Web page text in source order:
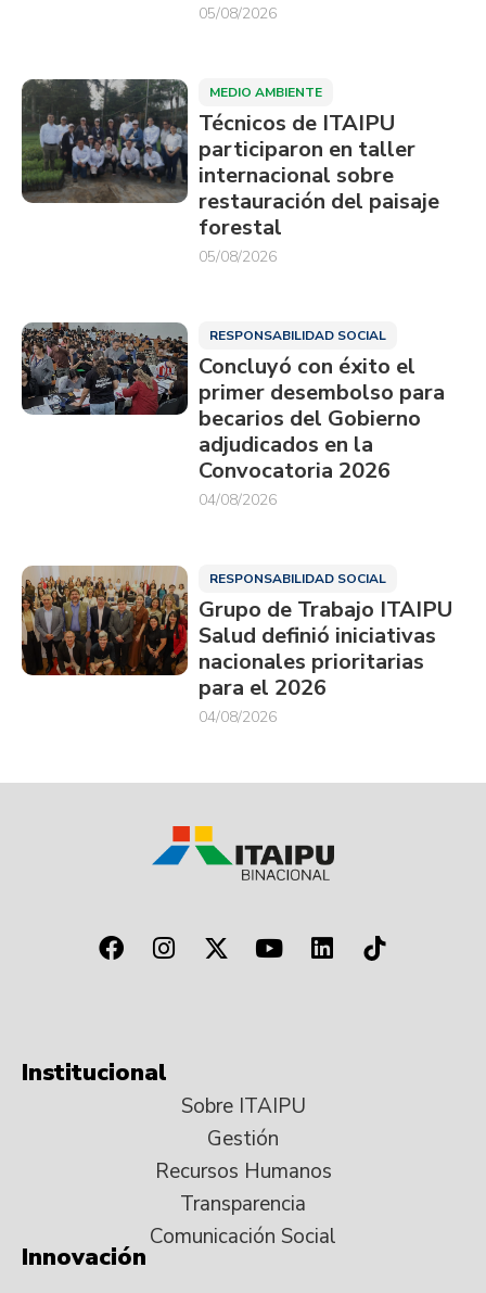
05/08/2026
MEDIO AMBIENTE
Técnicos de ITAIPU
participaron en taller
internacional sobre
restauración del paisaje
forestal
05/08/2026
RESPONSABILIDAD SOCIAL
Concluyó con éxito el
primer desembolso para
becarios del Gobierno
adjudicados en la
Convocatoria 2026
04/08/2026
RESPONSABILIDAD SOCIAL
Grupo de Trabajo ITAIPU
Salud definió iniciativas
nacionales prioritarias
para el 2026
04/08/2026
Institucional
Sobre ITAIPU
Gestión
Recursos Humanos
Transparencia
Comunicación Social
Innovación